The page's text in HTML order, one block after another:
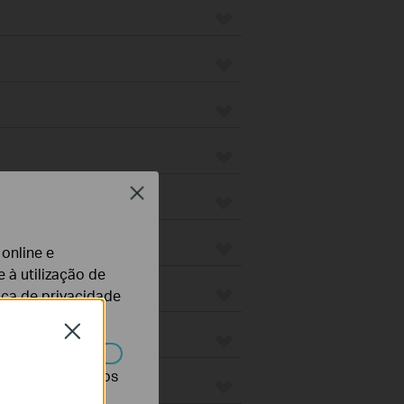
Close
e
à utilização de
de privacidade
desativados nos
Close